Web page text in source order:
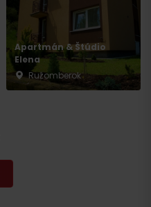
Apartmán & Štúdio
Elena
Ružomberok